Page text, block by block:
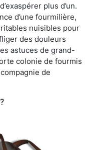
plus d’un.
d’une fourmilière,
nuisibles pour
des douleurs
astuces de grand-
colonie de fourmis
de